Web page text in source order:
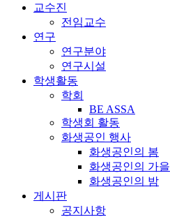
교수진
전임교수
연구
연구분야
연구시설
학생활동
학회
BE ASSA
학생회 활동
화생공인 행사
화생공인의 봄
화생공인의 가을
화생공인의 밤
게시판
공지사항